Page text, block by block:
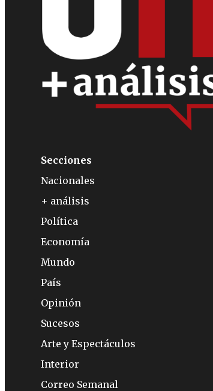
Secciones
Nacionales
+ análisis
Política
Economía
Mundo
País
Opinión
Sucesos
Arte y Espectáculos
Interior
Correo Semanal